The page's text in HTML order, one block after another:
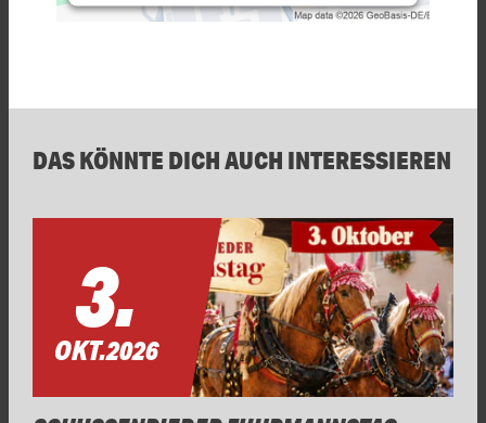
DAS KÖNNTE DICH AUCH INTERESSIEREN
3.
OKT.2026